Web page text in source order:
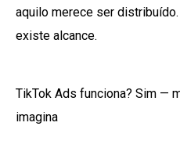
aquilo merece ser
existe alcance.
TikTok Ads funciona? Sim —
imagina